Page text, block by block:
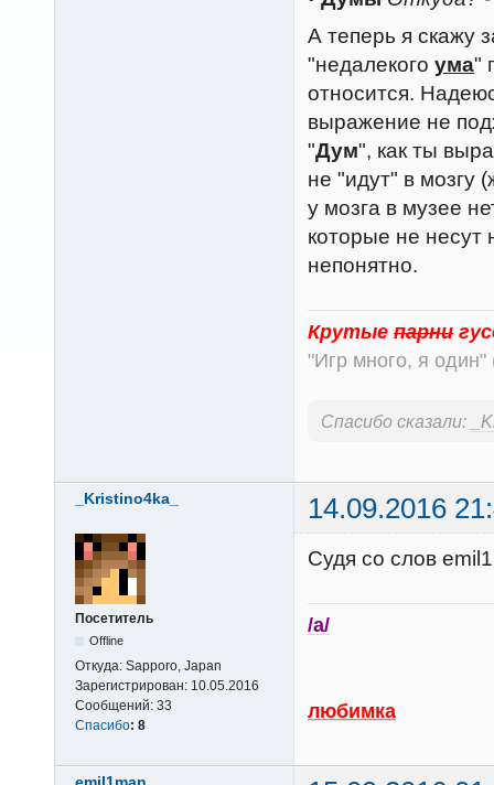
А теперь я скажу
"недалекого ума"
относится.
выражение не
"Дум", как ты
не "идут" в мозгу
у мозга в музее
которые не несут
непонятно.
Крутые парни
"Игр много, я один"
Спасибо сказали:
_Kristino4ka_ 14.09.2016
Посетитель
Offline
Откуда: Sapporo, Japan
Зарегистрирован: 10.05.2016
Сообщений: 33
Спасибо: 8
Судя со слов
/a/
любимка